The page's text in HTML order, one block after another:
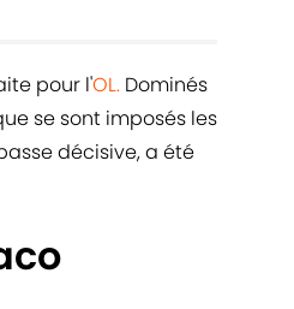
pour l'OL. Dominés
se sont imposés les
décisive, a été